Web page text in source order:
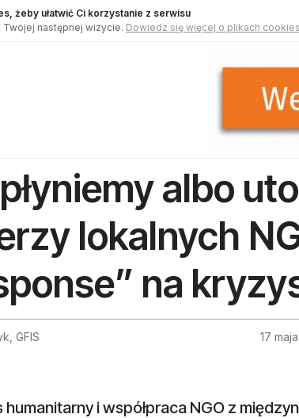
żeby ułatwić Ci korzystanie z serwisu
następnej wizycie. Dowiedz się więcej o plikach cookies
albo
lokalnych
na
GFIS 17
humanitarny i współpraca NGO z